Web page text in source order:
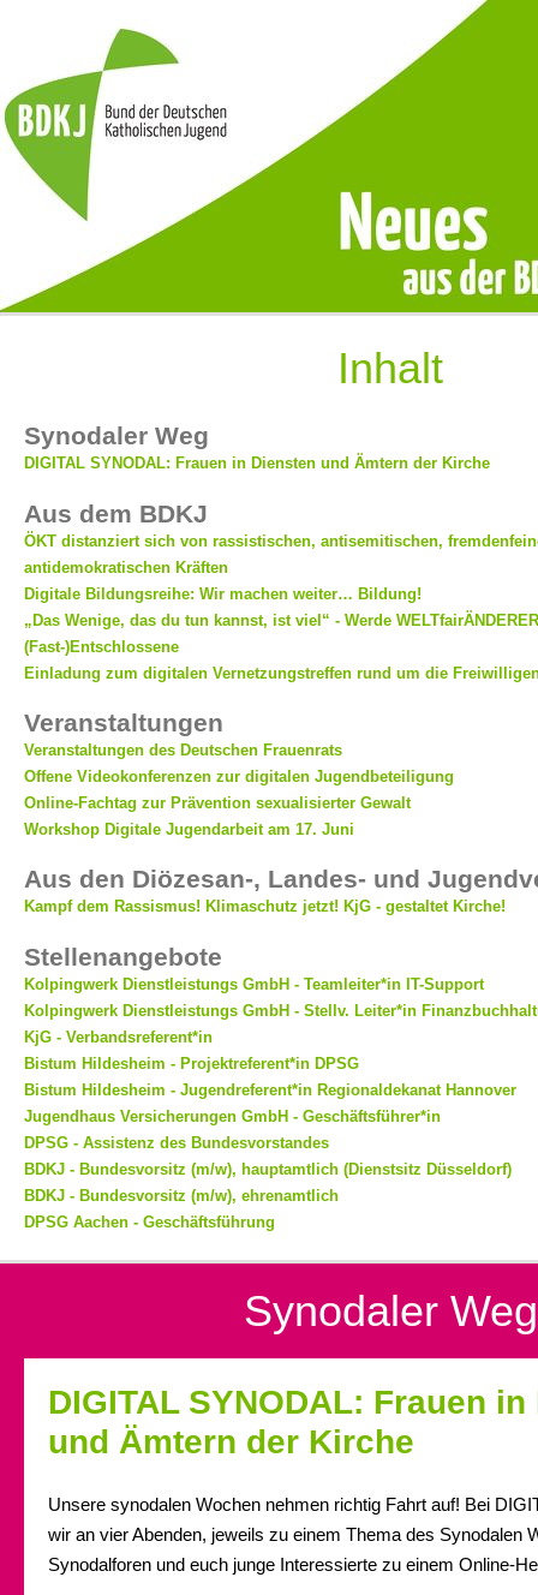
Inhalt
Synodaler Weg
DIGITAL SYNODAL: Frauen in Diensten und Ämtern der Kirche
Aus dem BDKJ
ÖKT distanziert sich von rassistischen, antisemitischen,
antidemokratischen Kräften
Digitale Bildungsreihe: Wir machen weiter… Bildung!
„Das Wenige, das du tun kannst, ist viel“ - Werde
(Fast-)Entschlossene
Einladung zum digitalen Vernetzungstreffen rund um die
Veranstaltungen
Veranstaltungen des Deutschen Frauenrats
Offene Videokonferenzen zur digitalen Jugendbeteiligung
Online-Fachtag zur Prävention sexualisierter Gewalt
Workshop Digitale Jugendarbeit am 17. Juni
Aus den Diözesan-, Landes- und
Kampf dem Rassismus! Klimaschutz jetzt! KjG - gestaltet Kirche!
Stellenangebote
Kolpingwerk Dienstleistungs GmbH - Teamleiter*in IT-Support
Kolpingwerk Dienstleistungs GmbH - Stellv. Leiter*in
KjG - Verbandsreferent*in
Bistum Hildesheim - Projektreferent*in DPSG
Bistum Hildesheim - Jugendreferent*in Regionaldekanat Hannover
Jugendhaus Versicherungen GmbH - Geschäftsführer*in
DPSG - Assistenz des Bundesvorstandes
BDKJ - Bundesvorsitz (m/w), hauptamtlich (Dienstsitz Düsseldorf)
BDKJ - Bundesvorsitz (m/w), ehrenamtlich
DPSG Aachen - Geschäftsführung
Synodaler Weg
DIGITAL SYNODAL: Frauen
und Ämtern der Kirche
Unsere synodalen Wochen nehmen richtig Fahrt auf! Bei
wir an vier Abenden, jeweils zu einem Thema des Synodalen
Synodalforen und euch junge Interessierte zu einem Online-